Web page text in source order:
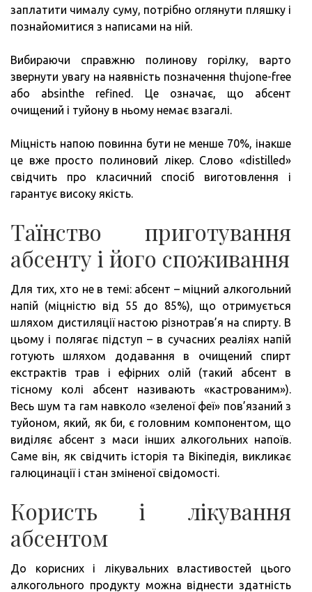
заплатити чималу суму, потрібно оглянути пляшку і
познайомитися з написами на ній.
Вибираючи справжню полинову горілку, варто
звернути увагу на наявність позначення thujone-free
або absinthe refined. Це означає, що абсент
очищений і туйону в ньому немає взагалі.
Міцність напою повинна бути не менше 70%, інакше
це вже просто полиновий лікер. Слово «distilled»
свідчить про класичний спосіб виготовлення і
гарантує високу якість.
Таїнство приготування
абсенту і його споживання
Для тих, хто не в темі: абсент – міцний алкогольний
напій (міцністю від 55 до 85%), що отримується
шляхом дистиляції настою різнотрав’я на спирту. В
цьому і полягає підступ – в сучасних реаліях напій
готують шляхом додавання в очищений спирт
екстрактів трав і ефірних олій (такий абсент в
тісному колі абсент називають «кастрованим»).
Весь шум та гам навколо «зеленої феї» пов’язаний з
туйоном, який, як би, є головним компонентом, що
виділяє абсент з маси інших алкогольних напоїв.
Саме він, як свідчить історія та Вікіпедія, викликає
галюцинації і стан зміненої свідомості.
Користь і лікування
абсентом
До корисних і лікувальних властивостей цього
алкогольного продукту можна віднести здатність